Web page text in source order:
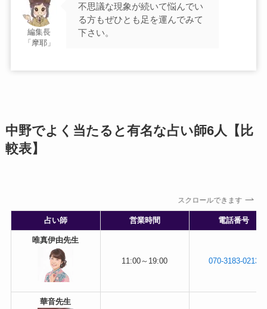
編集長
「摩耶」
不思議な現象が続いて悩んでい
る方もぜひとも足を運んでみて
下さい。
中野でよく当たると有名な占い師6人【比
較表】
スクロールできます
占い師 営業時間 電話番号
唯真伊由先生
11:00～19:00 070-3183-0213
華音先生